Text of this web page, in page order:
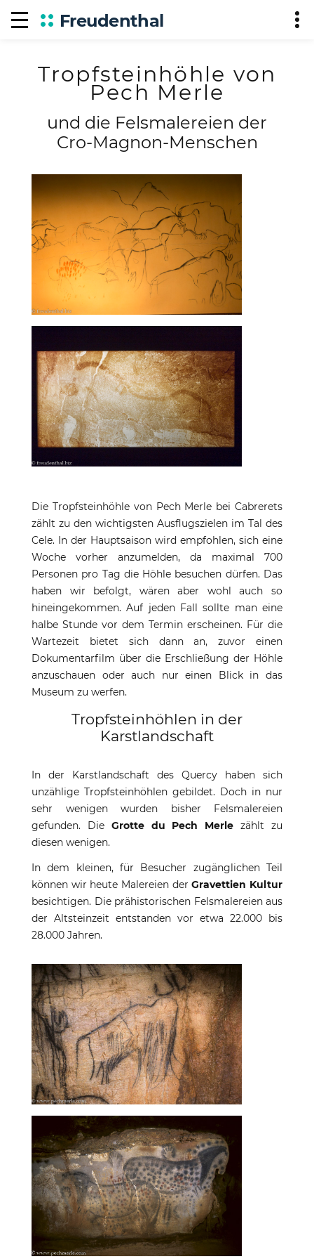
Freudenthal
Tropfsteinhöhle von
Pech Merle
und die Felsmalereien der
Cro-Magnon-Menschen
Die Tropfsteinhöhle von Pech Merle bei Cabrerets
zählt zu den wichtigsten Ausflugszielen im Tal des
Cele. In der Hauptsaison wird empfohlen, sich eine
Woche vorher anzumelden, da maximal 700
Personen pro Tag die Höhle besuchen dürfen. Das
haben wir befolgt, wären aber wohl auch so
hineingekommen. Auf jeden Fall sollte man eine
halbe Stunde vor dem Termin erscheinen. Für die
Wartezeit bietet sich dann an, zuvor einen
Dokumentarfilm über die Erschließung der Höhle
anzuschauen oder auch nur einen Blick in das
Museum zu werfen.
Tropfsteinhöhlen in der
Karstlandschaft
In der Karstlandschaft des Quercy haben sich
unzählige Tropfsteinhöhlen gebildet. Doch in nur
sehr wenigen wurden bisher Felsmalereien
gefunden. Die Grotte du Pech Merle zählt zu
diesen wenigen.
In dem kleinen, für Besucher zugänglichen Teil
können wir heute Malereien derGravettien Kultur
besichtigen. Die prähistorischen Felsmalereien aus
der Altsteinzeit entstanden vor etwa 22.000 bis
28.000 Jahren.